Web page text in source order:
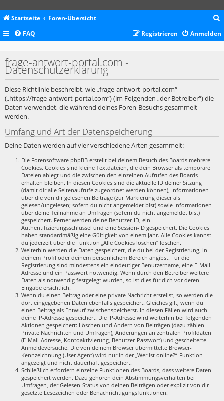
Startseite Foren-Übersicht
c
FAQ Anmelden
Registrieren
frage-antwort-portal.com -
Datenschutzerklärung
Diese Richtlinie beschreibt, wie „frage-antwort-portal.com“
(„https://frage-antwort-portal.com“) (im Folgenden „der Betreiber“) die
Daten verwendet, die während deines Foren-Besuchs gesammelt
werden.
Umfang und Art der Datenspeicherung
Deine Daten werden auf vier verschiedene Arten gesammelt:
Die Forensoftware phpBB erstellt bei deinem Besuch des Boards mehrere
Cookies. Cookies sind kleine Textdateien, die dein Browser als temporäre
Dateien ablegt und die zwischen den einzelnen Aufrufen des Boards
erhalten bleiben. In diesen Cookies sind die aktuelle ID deiner Sitzung
(damit dir alle Seitenaufrufe zugeordnet werden können), Informationen
über die von dir gelesenen Beiträge (zur Markierung dieser als
gelesen/ungelesen; sofern du nicht angemeldet bist) sowie Informationen
über deine Teilnahme an Umfragen (sofern du nicht angemeldet bist)
gespeichert. Ferner werden deine Benutzer-ID, ein
Authentifizierungsschlüssel und eine Session-ID gespeichert. Die Cookies
haben standardmäßig eine Gültigkeit von einem Jahr. Alle Cookies kannst
du jederzeit über die Funktion „Alle Cookies löschen“ löschen.
Weiterhin werden die Daten gespeichert, die du bei der Registrierung, in
deinem Profil oder deinem persönlichem Bereich angibst. Für die
Registrierung sind mindestens ein eindeutiger Benutzername, eine E-Mail-
Adresse und ein Passwort notwendig. Wenn durch den Betreiber weitere
Daten als notwendig festgelegt wurden, so ist dies für dich vor deren
Eingabe ersichtlich.
Wenn du einen Beitrag oder eine private Nachricht erstellst, so werden die
dort eingegebenen Daten ebenfalls gespeichert. Gleiches gilt, wenn du
einen Beitrag als Entwurf zwischenspeicherst. In diesen Fällen wird auch
deine IP-Adresse gespeichert. Die IP-Adresse wird weiterhin bei folgenden
Aktionen gespeichert: Löschen und Ändern von Beiträgen (dazu zählen
Private Nachrichten und Umfragen), Änderungen an zentralen Profildaten
(E-Mail-Adresse, Kontoaktivierung, Benutzer-Passwort) und gescheiterte
Anmeldeversuche. Die von deinem Browser übermittelte Browser-
Kennzeichnung (User Agent) wird nur in der „Wer ist online?“-Funktion
angezeigt und nicht dauerhaft gespeichert.
Schließlich erfordern einzelne Funktionen des Boards, dass weitere Daten
gespeichert werden. Dazu gehören dein Abstimmungsverhalten bei
Umfragen, der Gelesen-Status von deinen Beiträgen oder explizit von dir
gesetzte Lesezeichen oder Benachrichtigungsfunktionen.